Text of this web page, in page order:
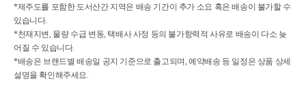
*제주도를 포함한 도서산간 지역은 배송 기간이 추가 소요 혹은 배송이 불가할 수
있습니다.
*천재지변, 물량 수급 변동, 택배사 사정 등의 불가항력적 사유로 배송이 다소 늦
어질 수 있습니다.
*배송은 브랜드별 배송일 공지 기준으로 출고되며, 예약배송 등 일정은 상품 상세
설명을 확인해주세요.